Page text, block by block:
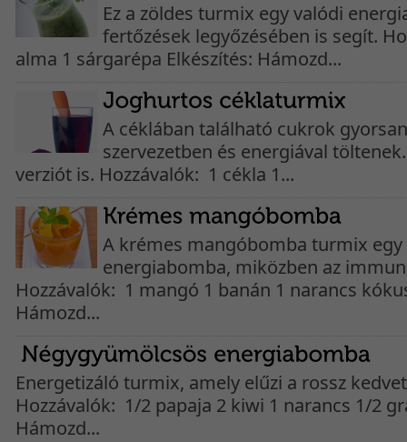
Ez a zöldes turmix egy valódi
fertőzések legyőzésében is segít.
alma 1 sárgarépa Elkészítés: Hámozd...
A céklában található cukrok
szervezetben és energiával
verziót is. Hozzávalók: 1 cékla 1...
A krémes mangóbomba turmix egy
energiabomba, miközben az
Hozzávalók: 1 mangó 1 banán 1 narancs
Hámozd...
Energetizáló turmix, amely elűzi a rossz
Hozzávalók: 1/2 papaja 2 kiwi 1 narancs 1/2
Hámozd...